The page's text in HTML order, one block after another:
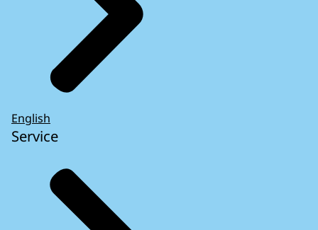
English
Service